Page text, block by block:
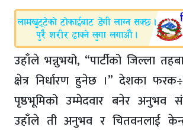
उहाँले भन्नुभयो, “पार्टीको जिल्ला
क्षेत्र निर्धारण हुनेछ ।” देशका
पृष्ठभूमिको उम्मेदवार बनेर अनुभव
उहाँले ती अनुभव र चितवनलाई